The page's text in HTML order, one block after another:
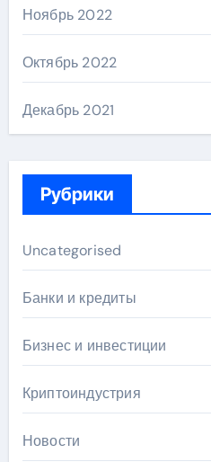
Ноябрь 2022
Октябрь 2022
Декабрь 2021
Рубрики
Uncategorised
Банки и кредиты
Бизнес и инвестиции
Криптоиндустрия
Новости